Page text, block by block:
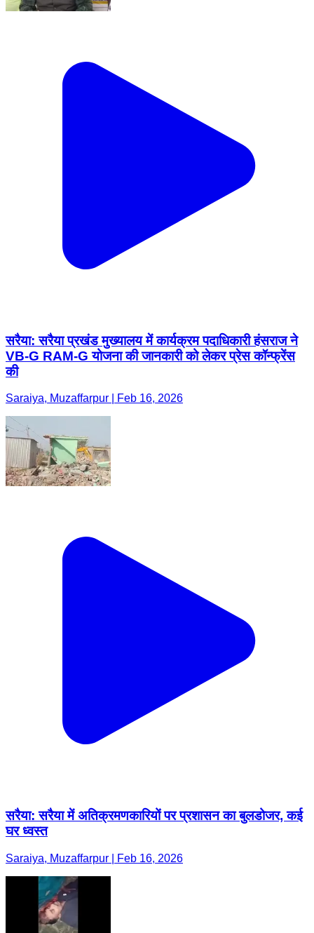
सरैया: सरैया प्रखंड मुख्यालय में कार्यक्रम पदाधिकारी हंसराज ने
VB-G RAM-G योजना की जानकारी को लेकर प्रेस कॉन्फ्रेंस
की
Saraiya, Muzaffarpur | Feb 16, 2026
सरैया: सरैया में अतिक्रमणकारियों पर प्रशासन का बुलडोजर, कई
घर ध्वस्त
Saraiya, Muzaffarpur | Feb 16, 2026